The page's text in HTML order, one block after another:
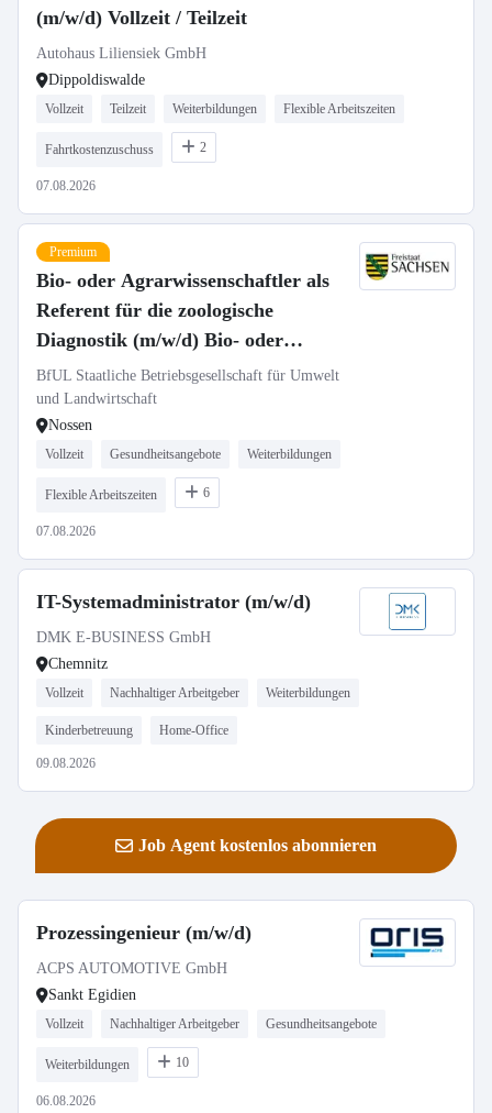
(m/w/d) Vollzeit / Teilzeit
Autohaus Liliensiek GmbH
Dippoldiswalde
Vollzeit Teilzeit Weiterbildungen Flexible Arbeitszeiten
Fahrtkostenzuschuss 2
07.08.2026
Premium
Bio- oder Agrarwissenschaftler als
Referent für die zoologische
Diagnostik (m/w/d) Bio- oder
Agrarwissenschaftler als Referent
für die zoologische Diagnostik
(m/w/d)
BfUL Staatliche Betriebsgesellschaft für Umwelt
und Landwirtschaft
Nossen
Vollzeit Gesundheitsangebote Weiterbildungen
Flexible Arbeitszeiten 6
07.08.2026
IT-Systemadministrator (m/w/d)
DMK E-BUSINESS GmbH
Chemnitz
Vollzeit Nachhaltiger Arbeitgeber Weiterbildungen
Kinderbetreuung Home-Office
09.08.2026
Job Agent kostenlos abonnieren
Prozessingenieur (m/w/d)
ACPS AUTOMOTIVE GmbH
Sankt Egidien
Vollzeit Nachhaltiger Arbeitgeber Gesundheitsangebote
Weiterbildungen 10
06.08.2026